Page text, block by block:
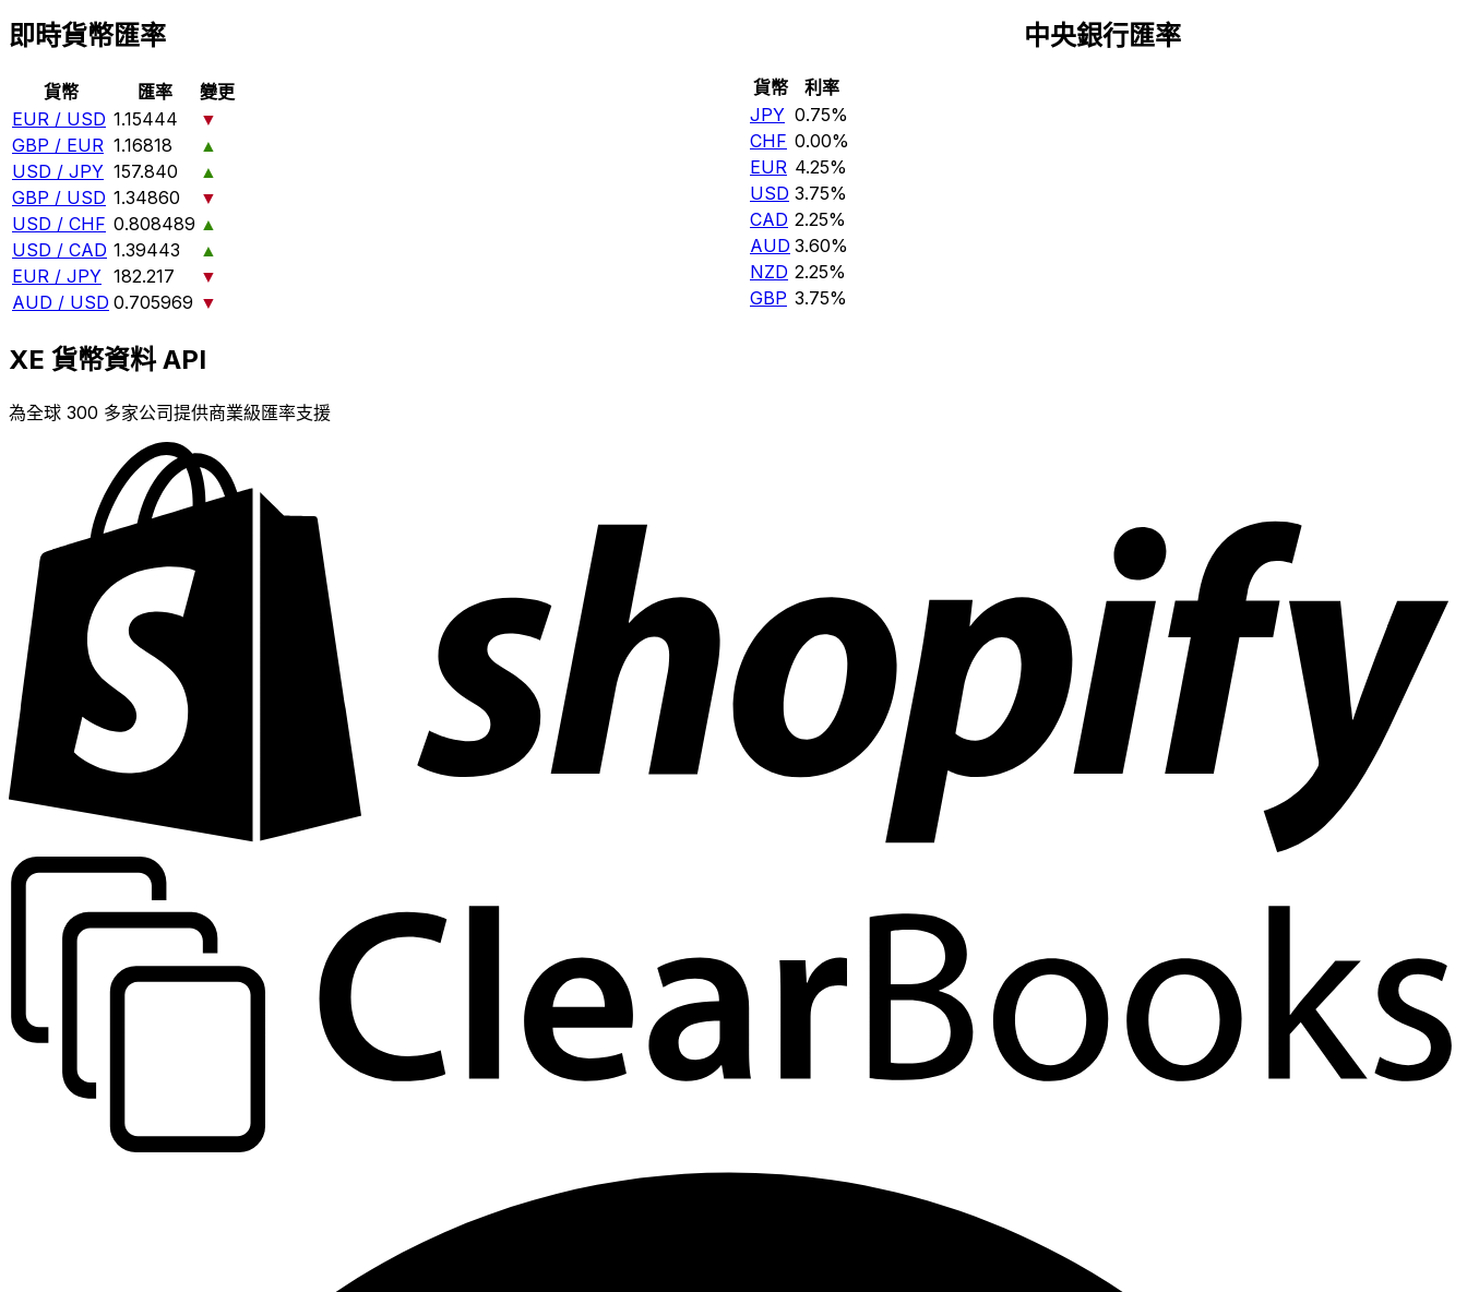
即時貨幣匯率
貨幣 匯率
變更
EUR / USD 1.15444
▼
GBP / EUR 1.16818
▲
USD / JPY 157.840
▲
GBP / USD 1.34860
▼
USD / CHF 0.808489 ▲
USD / CAD 1.39443
▲
EUR / JPY 182.217
▼
AUD / USD 0.705969 ▼
中央銀行匯率
貨幣
利率
JPY 0.75%
CHF 0.00%
EUR 4.25%
USD 3.75%
CAD 2.25%
AUD 3.60%
NZD 2.25%
GBP 3.75%
XE 貨幣資料 API
為全球 300 多家公司提供商業級匯率支援